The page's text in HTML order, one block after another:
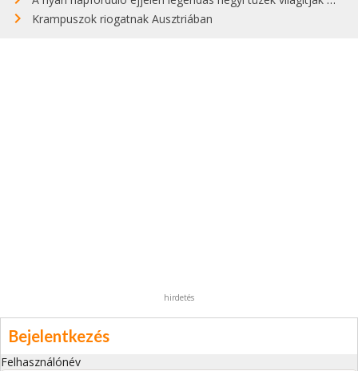
Krampuszok riogatnak Ausztriában
hirdetés
Bejelentkezés
Felhasználónév